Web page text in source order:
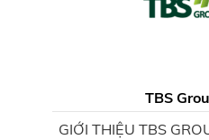
TBS
GIỚI THIỆU TBS